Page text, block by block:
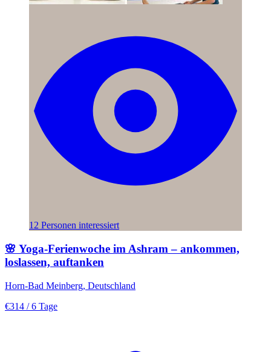
12 Personen interessiert
🌸 Yoga-Ferienwoche im Ashram – ankommen,
loslassen, auftanken
Horn-Bad Meinberg, Deutschland
€314 / 6 Tage